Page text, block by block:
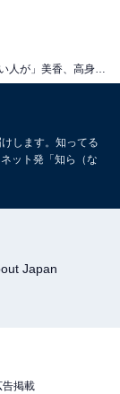
します。知ってる
ット発「知ら（な
Japan
告掲載